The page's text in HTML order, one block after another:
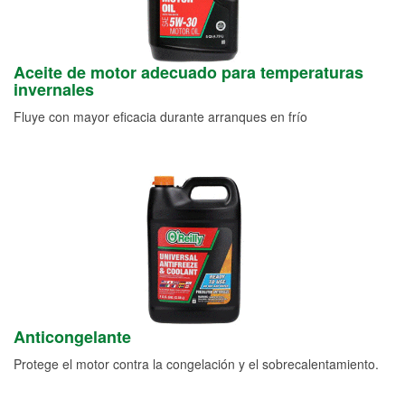
Aceite de motor adecuado para temperaturas
invernales
Fluye con mayor eficacia durante arranques en frío
Anticongelante
Protege el motor contra la congelación y el sobrecalentamiento.